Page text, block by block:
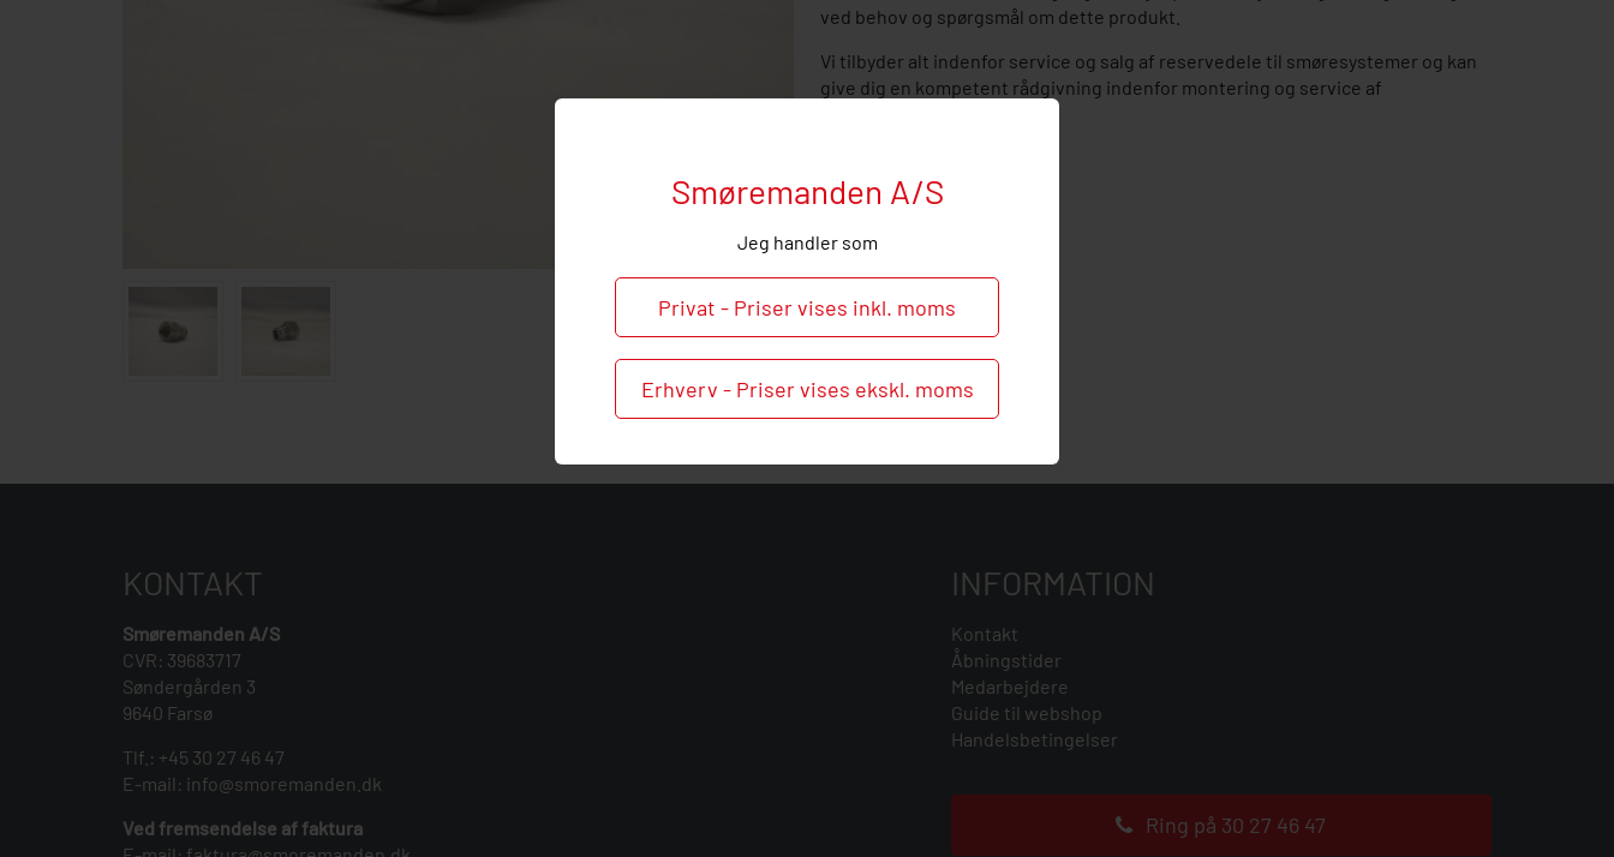
Smøremanden A/S
Jeg handler som
Privat - Priser vises inkl. moms
Erhverv - Priser vises ekskl. moms
ved behov og spørgsmål om dette produkt.
Vi tilbyder alt indenfor service og salg af reservedele til smøresystemer og kan
give dig en kompetent rådgivning indenfor montering og service af
KONTAKT
Smøremanden A/S
CVR: 39683717
Søndergården 3
9640 Farsø
Tlf.: +45 30 27 46 47
E-mail: info@smoremanden.dk
Ved fremsendelse af faktura
INFORMATION
Kontakt
Åbningstider
Medarbejdere
Guide til webshop
Handelsbetingelser
Ring på 30 27 46 47